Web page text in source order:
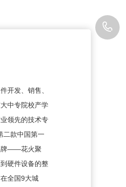
开发、销售、
中专院校产学
领先的技术专
二款中国第一
牌——花火聚
硬件设备的整
全国9大城